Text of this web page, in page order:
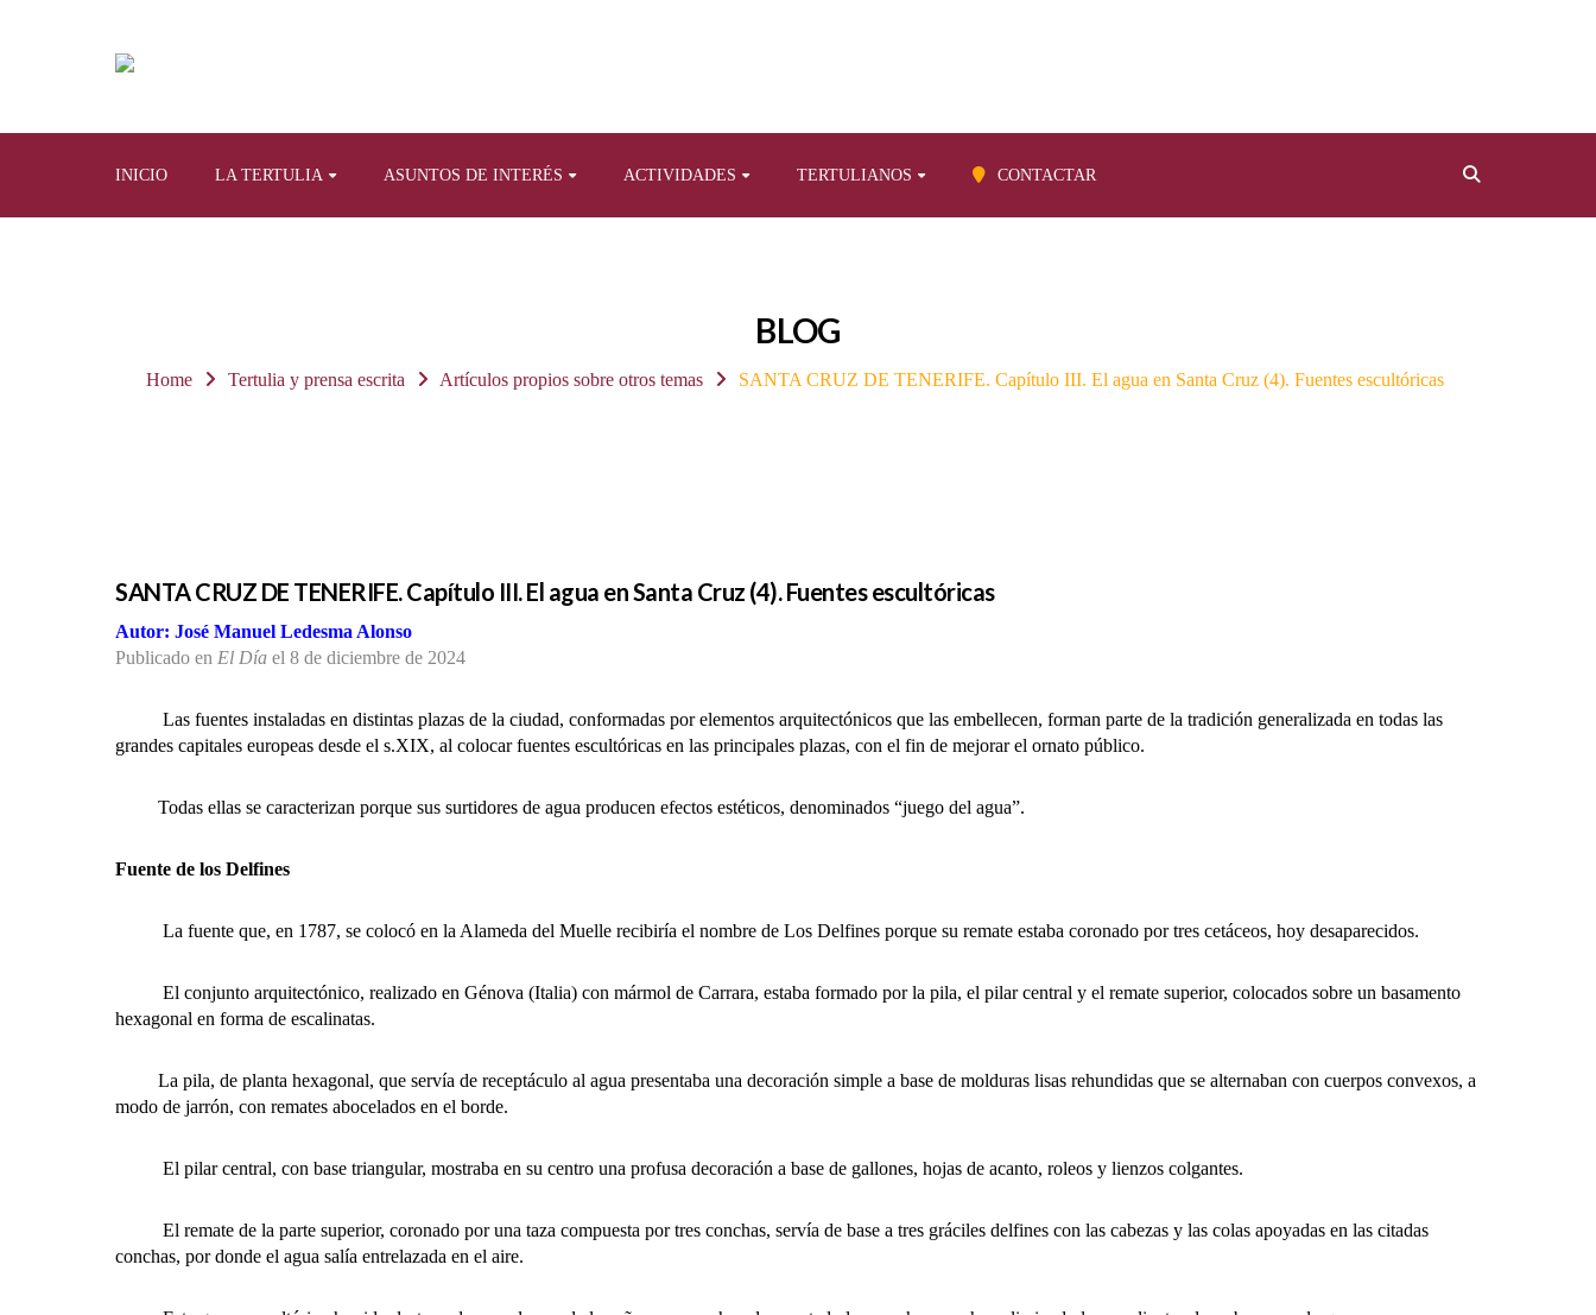
INICIO LA TERTULIA ASUNTOS DE INTERÉS ACTIVIDADES TERTULIANOS CONTACTAR
BLOG
Home Tertulia y prensa escrita Artículos propios sobre otros temas SANTA CRUZ DE TENERIFE. Capítulo III. El agua en Santa Cruz (4). Fuentes escultóricas
SANTA CRUZ DE TENERIFE. Capítulo III. El agua en Santa Cruz (4). Fuentes escultóricas
Autor: José Manuel Ledesma Alonso
Publicado en El Día el 8 de diciembre de 2024
Las fuentes instaladas en distintas plazas de la ciudad, conformadas por elementos arquitectónicos que las embellecen, forman parte de la tradición generalizada en todas las
grandes capitales europeas desde el s.XIX, al colocar fuentes escultóricas en las principales plazas, con el fin de mejorar el ornato público.
Todas ellas se caracterizan porque sus surtidores de agua producen efectos estéticos, denominados “juego del agua”.
Fuente de los Delfines
La fuente que, en 1787, se colocó en la Alameda del Muelle recibiría el nombre de Los Delfines porque su remate estaba coronado por tres cetáceos, hoy desaparecidos.
El conjunto arquitectónico, realizado en Génova (Italia) con mármol de Carrara, estaba formado por la pila, el pilar central y el remate superior, colocados sobre un basamento
hexagonal en forma de escalinatas.
La pila, de planta hexagonal, que servía de receptáculo al agua presentaba una decoración simple a base de molduras lisas rehundidas que se alternaban con cuerpos convexos, a
modo de jarrón, con remates abocelados en el borde.
El pilar central, con base triangular, mostraba en su centro una profusa decoración a base de gallones, hojas de acanto, roleos y lienzos colgantes.
El remate de la parte superior, coronado por una taza compuesta por tres conchas, servía de base a tres gráciles delfines con las cabezas y las colas apoyadas en las citadas
conchas, por donde el agua salía entrelazada en el aire.